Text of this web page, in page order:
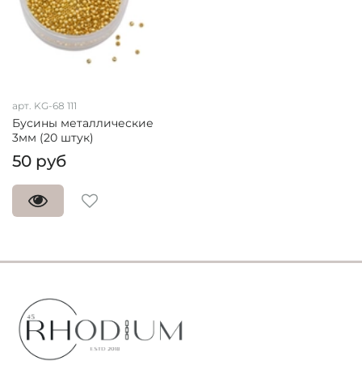
арт. KG-68 111
Бусины металлические
3мм (20 штук)
50 руб